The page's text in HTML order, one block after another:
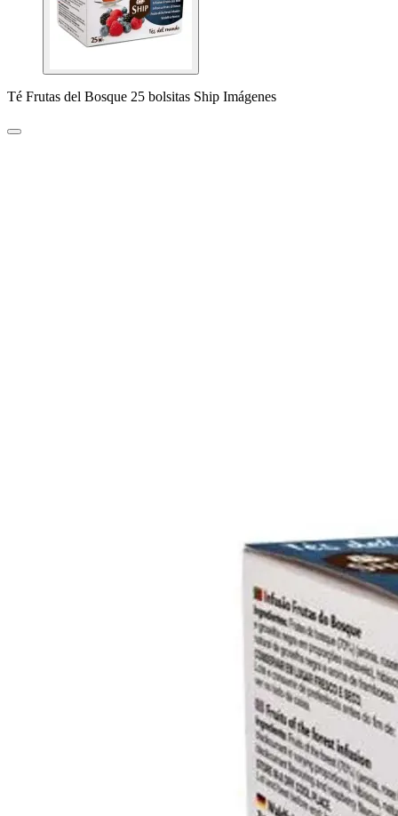
Té Frutas del Bosque 25 bolsitas Ship Imágenes